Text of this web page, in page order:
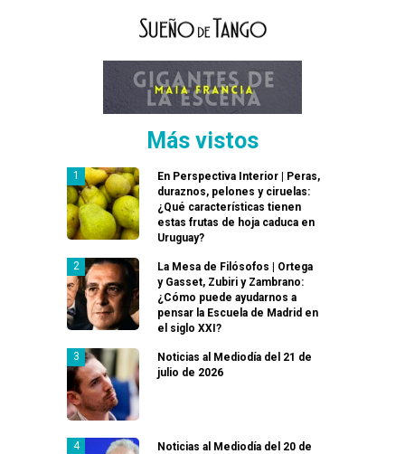
Más vistos
En Perspectiva Interior | Peras,
duraznos, pelones y ciruelas:
¿Qué características tienen
estas frutas de hoja caduca en
Uruguay?
La Mesa de Filósofos | Ortega
y Gasset, Zubiri y Zambrano:
¿Cómo puede ayudarnos a
pensar la Escuela de Madrid en
el siglo XXI?
Noticias al Mediodía del 21 de
julio de 2026
Noticias al Mediodía del 20 de